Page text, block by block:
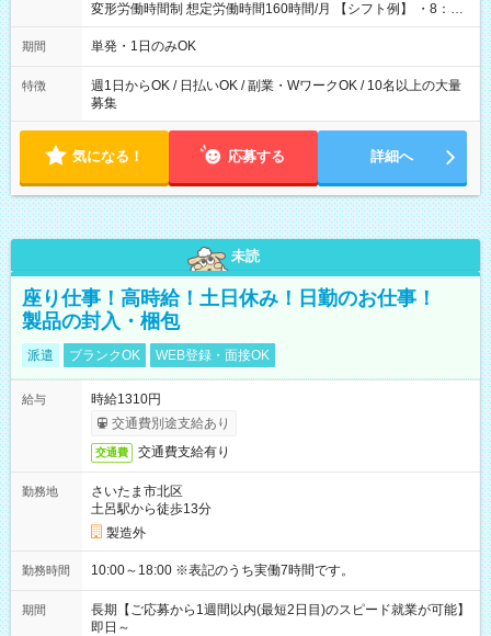
変形労働時間制 想定労働時間160時間/月 【シフト例】 ・8：00
～21：00
期間 単発・1日のみOK
特徴
週1日からOK / 日払いOK / 副業・WワークOK / 10名以上の大量
募集
気になる！ 応募する 詳細へ
未読
座り仕事！高時給！土日休み！日勤のお仕事！
製品の封入・梱包
派遣 ブランクOK WEB登録・面接OK
給与
時給1310円
交通費別途支給あり
交通費 交通費支給有り
勤務地
さいたま市北区
土呂駅から徒歩13分
製造外
勤務時間 10:00～18:00 ※表記のうち実働7時間です。
期間
長期【ご応募から1週間以内(最短2日目)のスピード就業が可能】
即日～